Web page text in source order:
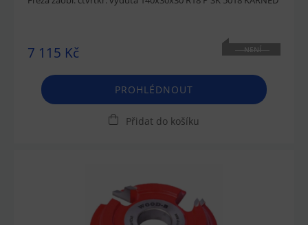
7 115 Kč
NENÍ
PROHLÉDNOUT
Přidat do košíku